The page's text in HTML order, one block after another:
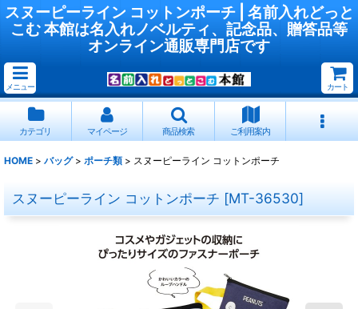
スヌーピーライン コットンポーチ | 名前入れどっと
こむ 本館は名入れノベルティ、記念品、贈答品等
オンライン通販専門店です
メニュー カート
カテゴリ マイページ 商品検索 ご利用案内
HOME > バッグ > ポーチ類 > スヌーピーライン コットンポーチ
スヌーピーライン コットンポーチ [MT-36530]